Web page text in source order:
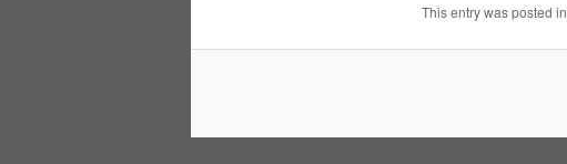
This entry was posted in